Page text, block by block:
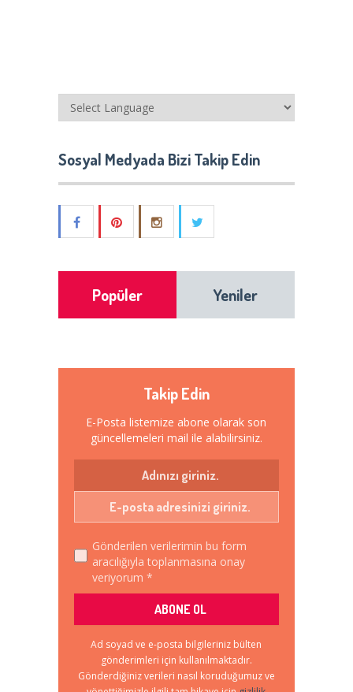
Sosyal Medyada Bizi Takip Edin
Popüler Yeniler
Takip Edin
E-Posta listemize abone olarak son
güncellemeleri mail ile alabilirsiniz.
Gönderilen verilerimin bu form
aracılığıyla toplanmasına onay
veriyorum *
Ad soyad ve e-posta bilgileriniz bülten
gönderimleri için kullanılmaktadır.
Gönderdiğiniz verileri nasıl koruduğumuz ve